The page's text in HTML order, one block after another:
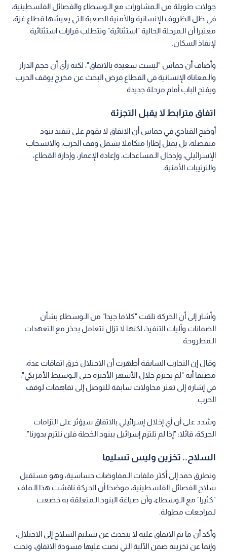
جولات طويلة من الـمشاورات مع الـوسطاء والفصائل الفلسطينية،
في ظل الظروف الإنسانية والأمنية الصعبة التي يعيشها قطاع غزة،
معتبرا أن الـمرحلة الحالية "استثنائية" وتتطلب قرارات استثنائية
لإنقاذ السكان.
وأضاف أن حماس "ليست سعيدة بالاتفاق"، لكنه رأى أن حجم الدرار
والـمعاناة الإنسانية في القطاع فرض البحث عن مخرج يوقف الحرب
ويفتح الباب أمام مرحلة جديدة.
اتفاق مترابط لا يقبل التجزئة
أوضح القيادي في حماس أن الاتفاق لا يقوم على تنفيذ بنود
منفصلة، بل يمثل إطارا متكاملا يشمل وقف الحرب، والانسحاب
الإسرائيلي، وإدخال الـمساعدات، وإعادة الإعمار، وإدارة القطاع،
والترتيبات الأمنية.
وأشار إلى أن الحركة تلقت "كلاما جيدا" من الـوسطاء بشأن
الضمانات وآليات التنفيذ، لكنها لا تزال تتعامل بحذر مع التعهدات
الـمطروحة.
وقال إن التجارب السابقة أظهرت أن الاحتلال خرق اتفاقات عدة،
مضيفا أنه "لم يحترم خلال الأشهر الأخيرة حتى الـوسيط الأمريكي"،
في إشارة إلى تعثر محاولات سابقة للتوصل إلى تفاهمات لوقف
الحرب.
وشدد على أن أي إخلال إسرائيلي بالاتفاق سيؤثر على التزامات
الحركة، قائلا: "إذا لم تلتزم إسرائيل ببنود الخطة فلن نلتزم بدورنا".
السلاح.. تخزين وليس تسليما
وتطرق حمد إلى أكثر ملفات الـمفاوضات حساسية، وهو مستقبل
سلاح الفصائل الفلسطينية، موضحا أن الحركة ناقشت هذا الـملف
"كثيرا" مع الـوسطاء، وأن صياغة البنود الـمتعلقة به خضعت
لـمراجعات مطولة.
وأكد أن ما تم الاتفاق عليه لا يتحدث عن تسليم السلاح إلى الاحتلال،
وإنما عن تخزينه ضمن الآلية التي نصت عليها مسودة الاتفاق، وتحت